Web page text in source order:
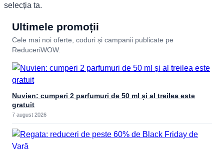
selecția ta.
Ultimele promoții
Cele mai noi oferte, coduri și campanii publicate pe
ReduceriWOW.
Nuvien: cumperi 2 parfumuri de 50 ml și al treilea este
gratuit
7 august 2026